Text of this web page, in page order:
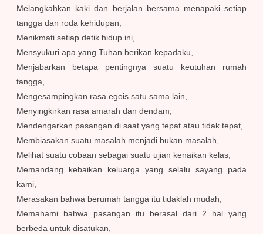
Melangkahkan kaki dan berjalan bersama menapaki setiap
tangga dan roda kehidupan,
Menikmati setiap detik hidup ini,
Mensyukuri apa yang Tuhan berikan kepadaku,
Menjabarkan betapa pentingnya suatu keutuhan rumah
tangga,
Mengesampingkan rasa egois satu sama lain,
Menyingkirkan rasa amarah dan dendam,
Mendengarkan pasangan di saat yang tepat atau tidak tepat,
Membiasakan suatu masalah menjadi bukan masalah,
Melihat suatu cobaan sebagai suatu ujian kenaikan kelas,
Memandang kebaikan keluarga yang selalu sayang pada
kami,
Merasakan bahwa berumah tangga itu tidaklah mudah,
Memahami bahwa pasangan itu berasal dari 2 hal yang
berbeda untuk disatukan,